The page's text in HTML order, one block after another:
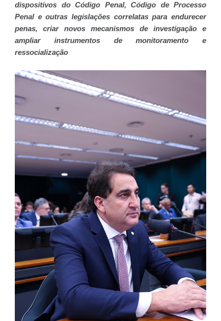
dispositivos do Código Penal, Código de Processo
Penal e outras legislações correlatas para endurecer
penas, criar novos mecanismos de investigação e
ampliar instrumentos de monitoramento e
ressocialização